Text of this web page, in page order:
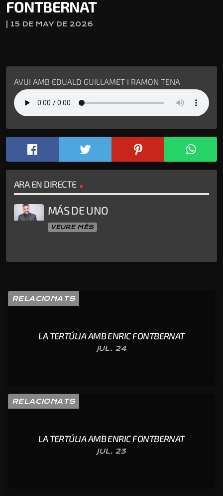
FONTBERNAT
| 15 DE MAY DE 2026
AVUI AMB EDUALD GUILLAMET I RAMON TENA
ARA EN DIRECTE
MÁS DE UNO
VEURE MÉS
RELACIONATS
LA TERTÚLIA AMB ENRIC FONTBERNAT
JUL. 24
RELACIONATS
LA TERTÚLIA AMB ENRIC FONTBERNAT
JUL. 23